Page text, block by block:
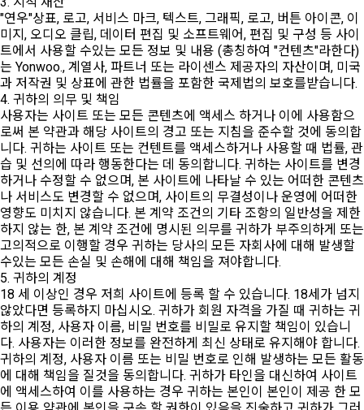
"연우"상표, 로고, 서비스 마크, 텍스트, 그래픽, 로고, 버튼 아이콘, 이
미지, 오디오 클립, 데이터 편집 및 소프트웨어, 편집 및 구성 등 사이
트에서 사용할 수있는 모든 정보 및 내용 (총칭하여 "컨텐츠"라한다)
는 Yonwoo., 계열사, 파트너 또는 라이센스 제공자의 자산이며, 미국
과 저작권 및 상표에 관한 법률을 포함한 국제법의 보호를받습니다.
4. 귀하의 의무 및 책임
사용자는 사이트 또는 모든 콘텐츠에 액세스 하거나 이에 사용함으
로써 본 약관과 해당 사이트의 경고 또는 지침을 준수할 것에 동의합
니다. 귀하는 사이트 또는 컨텐트를 액세스하거나 사용할 때 법률, 관
습 및 선의에 따라 행동한다는 데 동의합니다. 귀하는 사이트를 변경
하거나 수정할 수 없으며, 본 사이트에 나타날 수 있는 어떠한 콘텐츠
나 서비스도 변경할 수 없으며, 사이트의 무결성이나 운영에 어떠한
영향도 미치지 않습니다. 본 계약 조건의 기타 조항의 일반성을 제한
하지 않는 한, 본 계약 조건에 명시된 의무를 귀하가 부주의하게 또는
고의적으로 이행할 경우 귀하는 당사의 모든 자회사에 대해 발생할
수있는 모든 손실 및 손해에 대해 책임을 져야합니다.
5. 귀하의 계정
18 세 이상인 경우 저희 사이트에 등록 할 수 있습니다. 18세가 넘지
않았다면 등록하지 마십시오. 귀하가 회원 자격을 가질 때 귀하는 귀
하의 계정, 사용자 이름, 비밀 번호를 비밀로 유지할 책임이 있습니
다. 사용자는 이러한 정보를 완전하게 최신 상태로 유지해야 합니다.
귀하의 계정, 사용자 이름 또는 비밀 번호로 인해 발생하는 모든 활동
에 대해 책임을 질것을 동의합니다. 귀하가 타인을 대신하여 사이트
에 액세스하여 이를 사용하는 경우 귀하는 본인이 본인이 제공 한 모